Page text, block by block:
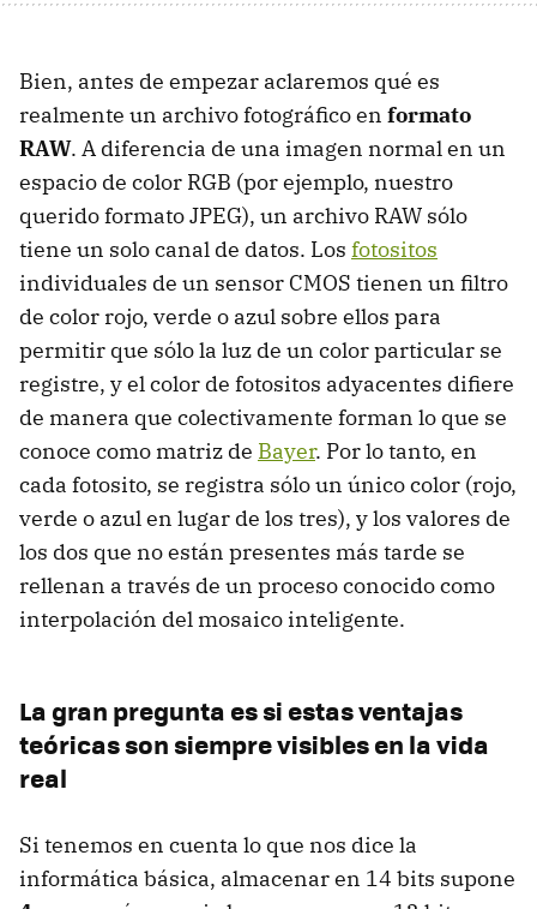
Bien, antes de empezar aclaremos qué es
realmente un archivo fotográfico en formato
RAW. A diferencia de una imagen normal en un
espacio de color RGB (por ejemplo, nuestro
querido formato JPEG), un archivo RAW sólo
tiene un solo canal de datos. Los fotositos
individuales de un sensor CMOS tienen un filtro
de color rojo, verde o azul sobre ellos para
permitir que sólo la luz de un color particular se
registre, y el color de fotositos adyacentes difiere
de manera que colectivamente forman lo que se
conoce como matriz de Bayer. Por lo tanto, en
cada fotosito, se registra sólo un único color (rojo,
verde o azul en lugar de los tres), y los valores de
los dos que no están presentes más tarde se
rellenan a través de un proceso conocido como
interpolación del mosaico inteligente.
La gran pregunta es si estas ventajas
teóricas son siempre visibles en la vida
real
Si tenemos en cuenta lo que nos dice la
informática básica, almacenar en 14 bits supone